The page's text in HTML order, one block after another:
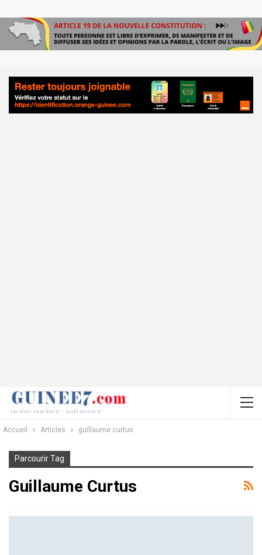
Accueil Articles guillaume curtus
Parcourir Tag
Guillaume Curtus